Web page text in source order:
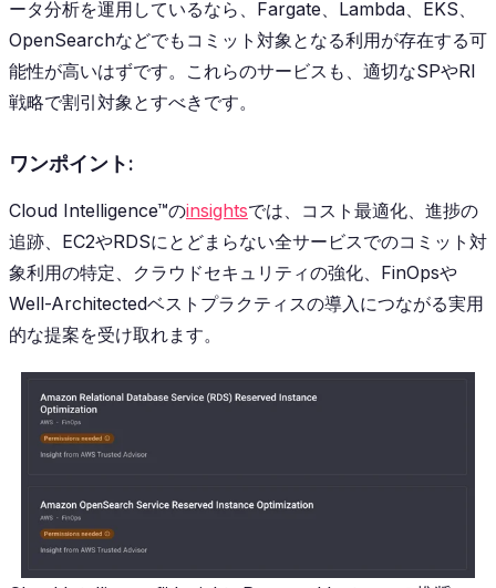
ータ分析を運用しているなら、Fargate、Lambda、EKS、
OpenSearchなどでもコミット対象となる利用が存在する可
能性が高いはずです。これらのサービスも、適切なSPやRI
戦略で割引対象とすべきです。
ワンポイント:
Cloud Intelligence™のinsightsでは、コスト最適化、進捗の
追跡、EC2やRDSにとどまらない全サービスでのコミット対
象利用の特定、クラウドセキュリティの強化、FinOpsや
Well-Architectedベストプラクティスの導入につながる実用
的な提案を受け取れます。